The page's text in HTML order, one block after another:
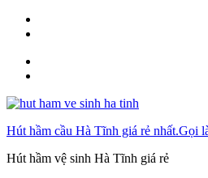
Hút hầm cầu Hà Tĩnh giá rẻ nhất.Gọi
Hút hầm vệ sinh Hà Tĩnh giá rẻ